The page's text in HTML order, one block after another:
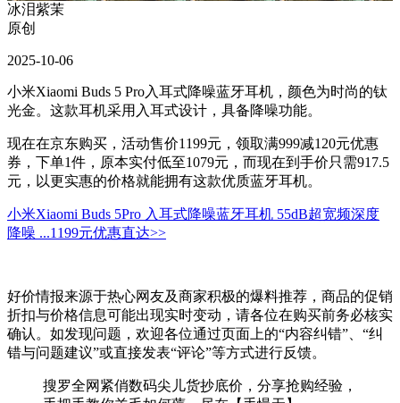
冰泪紫茉
原创
2025-10-06
小米Xiaomi Buds 5 Pro入耳式降噪蓝牙耳机，颜色为时尚的钛
光金。这款耳机采用入耳式设计，具备降噪功能。
现在在京东购买，活动售价1199元，领取满999减120元优惠
券，下单1件，原本实付低至1079元，而现在到手价只需917.5
元，以更实惠的价格就能拥有这款优质蓝牙耳机。
小米Xiaomi Buds 5Pro 入耳式降噪蓝牙耳机 55dB超宽频深度
降噪 ...1199元优惠直达>>
好价情报来源于热心网友及商家积极的爆料推荐，商品的促销
折扣与价格信息可能出现实时变动，请各位在购买前务必核实
确认。如发现问题，欢迎各位通过页面上的“内容纠错”、“纠
错与问题建议”或直接发表“评论”等方式进行反馈。
搜罗全网紧俏数码尖儿货抄底价，分享抢购经验，